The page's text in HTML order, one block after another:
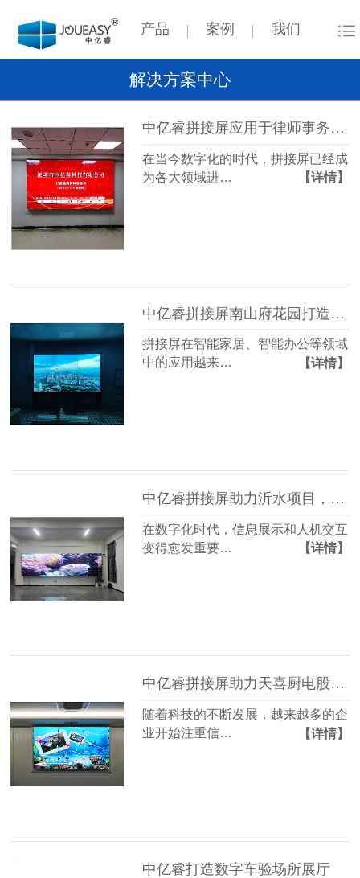
产品 案例 我们
解决方案中心
中亿睿拼接屏应用于律师事务所项目
在当今数字化的时代，拼接屏已经成
为各大领域进…
【详情】
中亿睿拼接屏南山府花园打造智能营销中心
拼接屏在智能家居、智能办公等领域
中的应用越来…
【详情】
中亿睿拼接屏助力沂水项目，打造农产品开发智能示范基地
在数字化时代，信息展示和人机交互
变得愈发重要…
【详情】
中亿睿拼接屏助力天喜厨电股份有限公司打造智能信息化项目
随着科技的不断发展，越来越多的企
业开始注重信…
【详情】
中亿睿打造数字车验场所展厅